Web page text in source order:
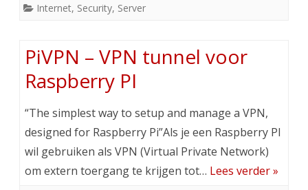
Internet, Security, Server
PiVPN – VPN tunnel voor
Raspberry PI
“The simplest way to setup and manage a VPN,
designed for Raspberry Pi”Als je een Raspberry PI
wil gebruiken als VPN (Virtual Private Network)
om extern toergang te krijgen tot… Lees verder »